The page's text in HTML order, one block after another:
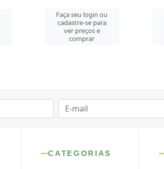
Faça seu login ou
cadastre-se para
ver preços e
comprar
CATEGORIAS